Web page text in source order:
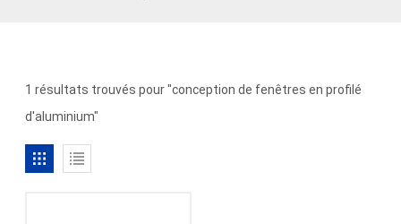
1 résultats trouvés pour "conception de fenêtres en profilé
d'aluminium"